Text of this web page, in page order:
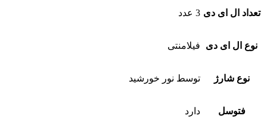
تعداد ال ای دی 3 عدد
نوع ال ای دی فیلامنتی
نوع شارژ توسط نور خورشید
فتوسل دارد